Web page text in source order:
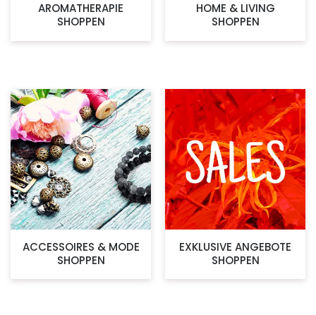
AROMATHERAPIE
SHOPPEN
HOME & LIVING
SHOPPEN
ACCESSOIRES & MODE
SHOPPEN
EXKLUSIVE ANGEBOTE
SHOPPEN